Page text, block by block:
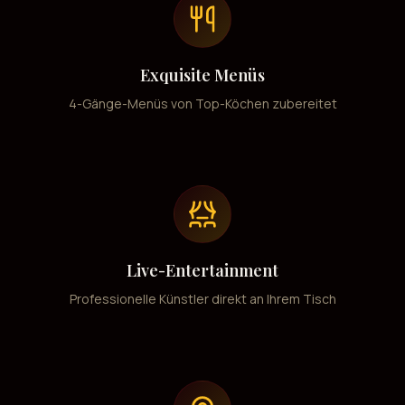
Exquisite Menüs
4-Gänge-Menüs von Top-Köchen zubereitet
Live-Entertainment
Professionelle Künstler direkt an Ihrem Tisch